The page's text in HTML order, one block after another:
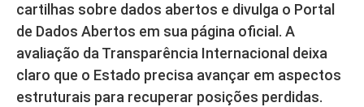
cartilhas sobre dados abertos e divulga o Portal
de Dados Abertos em sua página oficial. A
avaliação da Transparência Internacional deixa
claro que o Estado precisa avançar em aspectos
estruturais para recuperar posições perdidas.